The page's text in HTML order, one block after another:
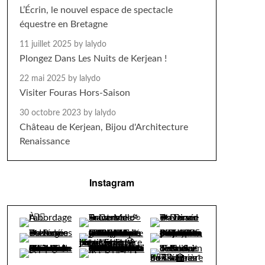
L’Écrin, le nouvel espace de spectacle
équestre en Bretagne
11 juillet 2025 by lalydo
Plongez Dans Les Nuits de Kerjean !
22 mai 2025 by lalydo
Visiter Fouras Hors-Saison
30 octobre 2023 by lalydo
Château de Kerjean, Bijou d'Architecture
Renaissance
Instagram